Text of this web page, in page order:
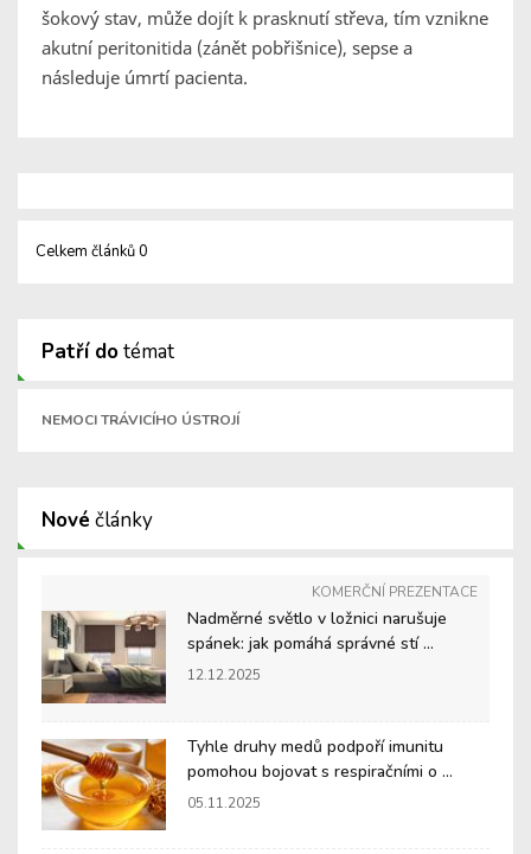
šokový stav, může dojít k prasknutí střeva, tím vznikne
akutní peritonitida (zánět pobřišnice), sepse a
následuje úmrtí pacienta.
Celkem článků 0
Patří dotémat
NEMOCI TRÁVICÍHO ÚSTROJÍ
Nové články
KOMERČNÍ PREZENTACE
Nadměrné světlo v ložnici narušuje
spánek: jak pomáhá správné stí ...
12.12.2025
Tyhle druhy medů podpoří imunitu
pomohou bojovat s respiračními o ...
05.11.2025